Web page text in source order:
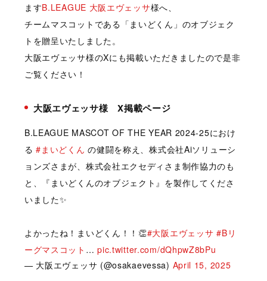
ますB.LEAGUE 大阪エヴェッサ様へ、
チームマスコットである「まいどくん」のオブジェク
トを贈呈いたしました。
大阪エヴェッサ様のXにも掲載いただきましたので是非
ご覧ください！
大阪エヴェッサ様 X掲載ページ
B.LEAGUE MASCOT OF THE YEAR 2024-25におけ
る#まいどくん の健闘を称え、株式会社Aiソリューシ
ョンズさまが、株式会社エクセディさま制作協力のも
と、『まいどくんのオブジェクト』を製作してくださ
いました✨
よかったね！まいどくん！！👏#大阪エヴェッサ #Bリ
ーグマスコット …pic.twitter.com/dQhpwZ8bPu
— 大阪エヴェッサ (@osakaevessa) April 15, 2025